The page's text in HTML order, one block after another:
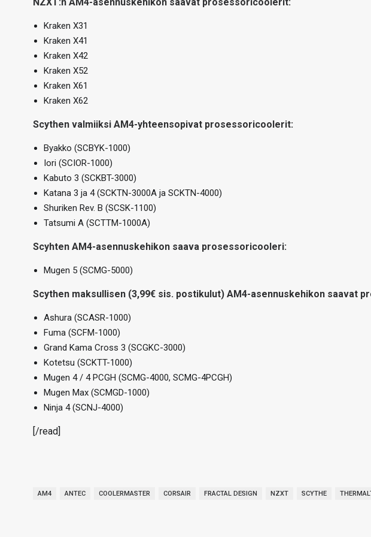
Kraken X31
Kraken X41
Kraken X42
Kraken X52
Kraken X61
Kraken X62
Scythen valmiiksi AM4-yhteensopivat prosessoricoolerit:
Byakko (SCBYK-1000)
Iori (SCIOR-1000)
Kabuto 3 (SCKBT-3000)
Katana 3 ja 4 (SCKTN-3000A ja SCKTN-4000)
Shuriken Rev. B (SCSK-1100)
Tatsumi A (SCTTM-1000A)
Scyhten AM4-asennuskehikon saava prosessoricooleri:
Mugen 5 (SCMG-5000)
Scythen maksullisen (3,99€ sis. postikulut) AM4-asennuskehikon saavat
Ashura (SCASR-1000)
Fuma (SCFM-1000)
Grand Kama Cross 3 (SCGKC-3000)
Kotetsu (SCKTT-1000)
Mugen 4 / 4 PCGH (SCMG-4000, SCMG-4PCGH)
Mugen Max (SCMGD-1000)
Ninja 4 (SCNJ-4000)
[/read]
AM4 ANTEC COOLERMASTER CORSAIR FRACTAL DESIGN NZXT SCYTHE